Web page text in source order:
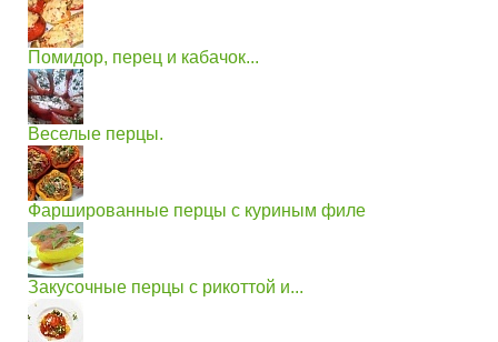
Помидор, перец и кабачок...
Веселые перцы.
Фаршированные перцы с куриным филе
Закусочные перцы с рикоттой и...